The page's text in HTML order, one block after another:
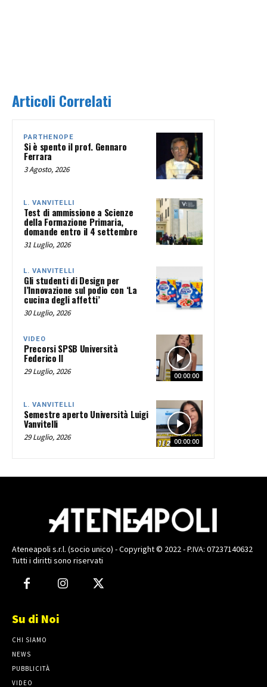
Articoli Correlati
PARTHENOPE
Si è spento il prof. Gennaro
Ferrara
3 Agosto, 2026
L. VANVITELLI
Test di ammissione a Scienze
della Formazione Primaria,
domande entro il 4 settembre
31 Luglio, 2026
L. VANVITELLI
Gli studenti di Design per
l’Innovazione sul podio con ‘La
cucina degli affetti’
30 Luglio, 2026
00:00:00
VIDEO
Precorsi SPSB Università
Federico II
29 Luglio, 2026
00:00:00
L. VANVITELLI
Semestre aperto Università Luigi
Vanvitelli
29 Luglio, 2026
Ateneapoli s.r.l. (socio unico) - Copyright © 2022 - P.IVA: 07237140632
Tutti i diritti sono riservati
Su di Noi
CHI SIAMO
NEWS
PUBBLICITÀ
VIDEO